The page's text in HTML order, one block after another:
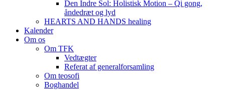
Den Indre Sol: Holistisk Motion – Qi gong,
åndedræt og lyd
HEARTS AND HANDS healing
Kalender
Om os
Om TFK
Vedtægter
Referat af generalforsamling
Om teosofi
Boghandel